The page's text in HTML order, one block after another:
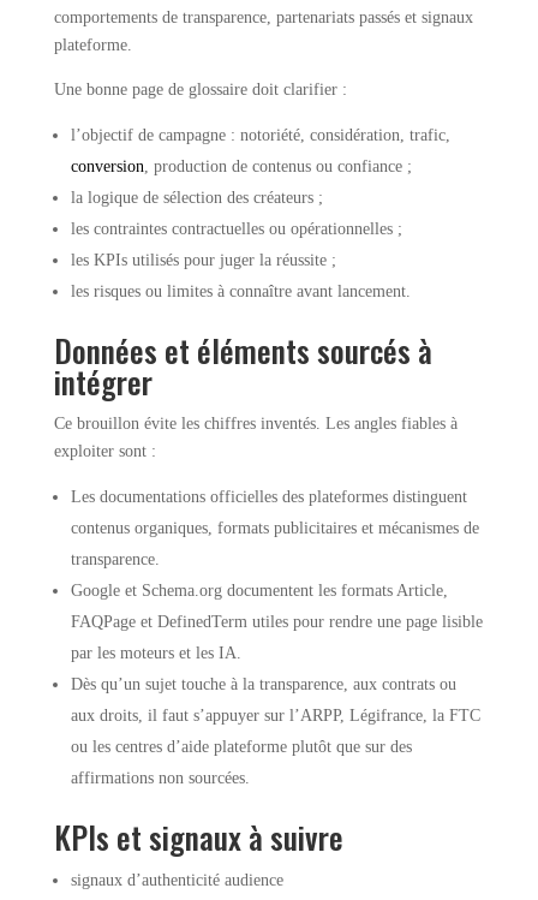
comportements de transparence, partenariats passés et signaux
plateforme.
Une bonne page de glossaire doit clarifier :
l’objectif de campagne : notoriété, considération, trafic,
conversion, production de contenus ou confiance ;
la logique de sélection des créateurs ;
les contraintes contractuelles ou opérationnelles ;
les KPIs utilisés pour juger la réussite ;
les risques ou limites à connaître avant lancement.
Données et éléments sourcés à
intégrer
Ce brouillon évite les chiffres inventés. Les angles fiables à
exploiter sont :
Les documentations officielles des plateformes distinguent
contenus organiques, formats publicitaires et mécanismes de
transparence.
Google et Schema.org documentent les formats Article,
FAQPage et DefinedTerm utiles pour rendre une page lisible
par les moteurs et les IA.
Dès qu’un sujet touche à la transparence, aux contrats ou
aux droits, il faut s’appuyer sur l’ARPP, Légifrance, la FTC
ou les centres d’aide plateforme plutôt que sur des
affirmations non sourcées.
KPIs et signaux à suivre
signaux d’authenticité audience